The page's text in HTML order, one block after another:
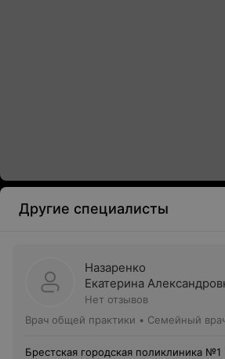
Другие специалисты
Назаренко
Екатерина
Нет отзывов
Врач общей практики • Семейный
Брестская городская поликлиника №1